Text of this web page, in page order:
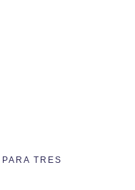
TRES